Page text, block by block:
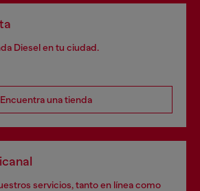
Diesel en tu ciudad.
Encuentra una tienda
servicios, tanto en línea como